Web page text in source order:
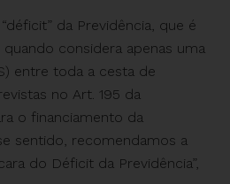
da Previdência, que é
considera apenas uma
entre toda a cesta de
no Art. 195 da
o financiamento da
sentido, recomendamos a
do Déficit da Previdência”,